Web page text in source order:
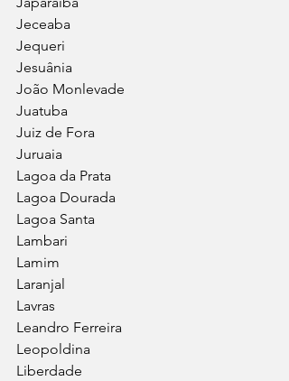
Jeceaba
Jequeri
Jesuânia
João Monlevade
Juatuba
Juiz de Fora
Juruaia
Lagoa da Prata
Lagoa Dourada
Lagoa Santa
Lambari
Lamim
Laranjal
Lavras
Leandro Ferreira
Leopoldina
Liberdade